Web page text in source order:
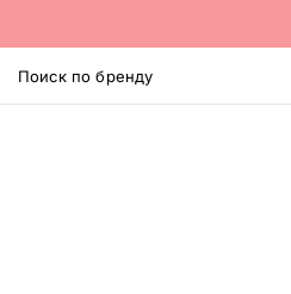
Поиск по бренду